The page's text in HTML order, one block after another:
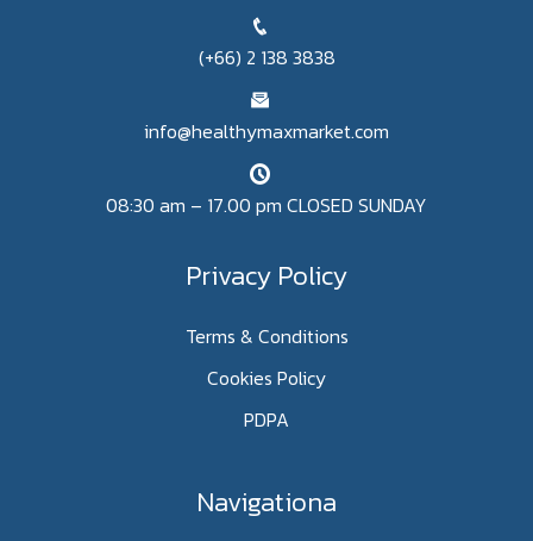
(+66) 2 138 3838
info@healthymaxmarket.com
08:30 am – 17.00 pm CLOSED SUNDAY
Privacy Policy
Terms & Conditions
Cookies Policy
PDPA
Navigationa